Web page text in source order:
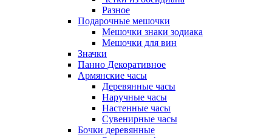
Разное
Подарочные мешочки
Мешочки знаки зодиака
Мешочки для вин
Значки
Панно Декоративное
Армянские часы
Деревянные часы
Наручные часы
Настенные часы
Сувенирные часы
Бочки деревянные